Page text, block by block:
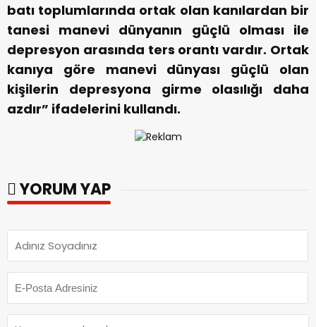
batı toplumlarında ortak olan kanılardan bir
tanesi manevi dünyanın güçlü olması ile
depresyon arasında ters orantı vardır. Ortak
kanıya göre manevi dünyası güçlü olan
kişilerin depresyona girme olasılığı daha
azdır” ifadelerini kullandı.
YORUM YAP